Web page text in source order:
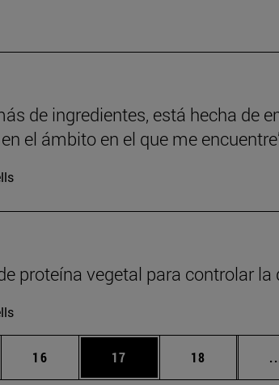
de ingredientes, está hecha de
el ámbito en el que me
proteína vegetal para controlar
intermedias Use TAB para desplazarse.
Página
16 Página
17 Página
18